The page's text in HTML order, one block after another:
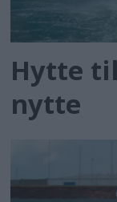
Hytte
nytte